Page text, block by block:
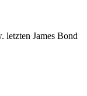
letzten James Bond